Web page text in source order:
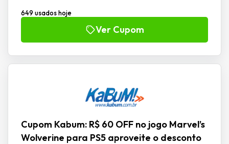
649 usados hoje
Ver Cupom
Cupom Kabum: R$ 60 OFF no jogo Marvel’s
Wolverine para PS5 aproveite o desconto